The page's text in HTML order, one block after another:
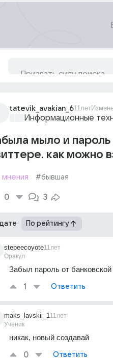
tatevik_avakian_611лет
Информационные
мыло и
как можно
мнения #бывшая
0 3
По рейтингу
stepeecoyote
Оракул
11лет
Забыл пароль от
1 Ответить
maks_lavskii_1
Ученик
11лет
никак, новый создавай
0 Ответить